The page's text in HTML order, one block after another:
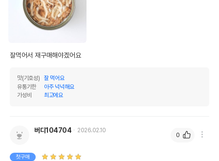
잘먹어서 재구매해야겠어요
맛(기호성)
잘 먹어요
유통기한
아주 넉넉해요
가성비
최고에요
버디104704 2026.02.10
첫구매
0